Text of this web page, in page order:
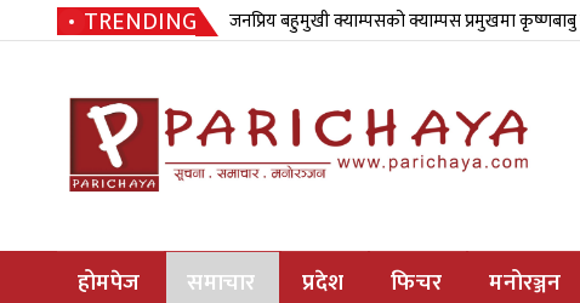
TRENDING जनप्रिय बहुमुखी क्याम्पसको क्याम्पस प्रमुखमा
होमपेज समाचार प्रदेश फिचर मनोरञ्जन